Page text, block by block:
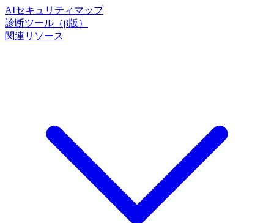
AIセキュリティマップ
診断ツール（β版）
関連リソース